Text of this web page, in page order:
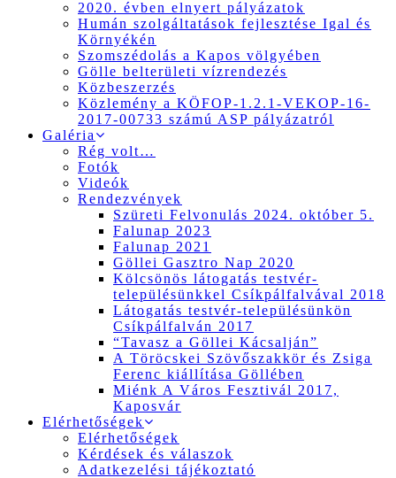
2020. évben elnyert pályázatok
Humán szolgáltatások fejlesztése Igal és
Környékén
Szomszédolás a Kapos völgyében
Gölle belterületi vízrendezés
Közbeszerzés
Közlemény a KÖFOP-1.2.1-VEKOP-16-
2017-00733 számú ASP pályázatról
Galéria
Rég volt…
Fotók
Videók
Rendezvények
Szüreti Felvonulás 2024. október 5.
Falunap 2023
Falunap 2021
Göllei Gasztro Nap 2020
Kölcsönös látogatás testvér-
településünkkel Csíkpálfalvával 2018
Látogatás testvér-településünkön
Csíkpálfalván 2017
“Tavasz a Göllei Kácsalján”
A Töröcskei Szövőszakkör és Zsiga
Ferenc kiállítása Göllében
Miénk A Város Fesztivál 2017,
Kaposvár
Elérhetőségek
Elérhetőségek
Kérdések és válaszok
Adatkezelési tájékoztató